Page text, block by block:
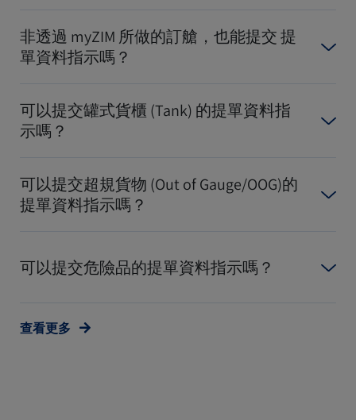
非透過 myZIM 所做的訂艙，也能提交 提
單資料指示嗎？
可以提交罐式貨櫃 (Tank) 的提單資料指
示嗎？
可以提交超規貨物 (Out of Gauge/OOG)的
提單資料指示嗎？
可以提交危險品的提單資料指示嗎？
查看更多